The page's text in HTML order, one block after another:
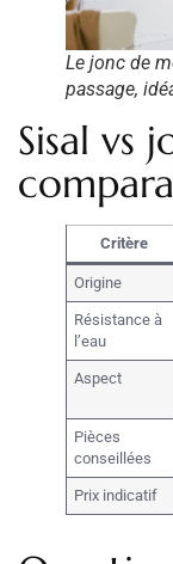
Le jonc de
passage,
Sisal vs
Critère
Origine
Résistance à
l’eau
Aspect
Pièces
conseillées
Prix indicatif